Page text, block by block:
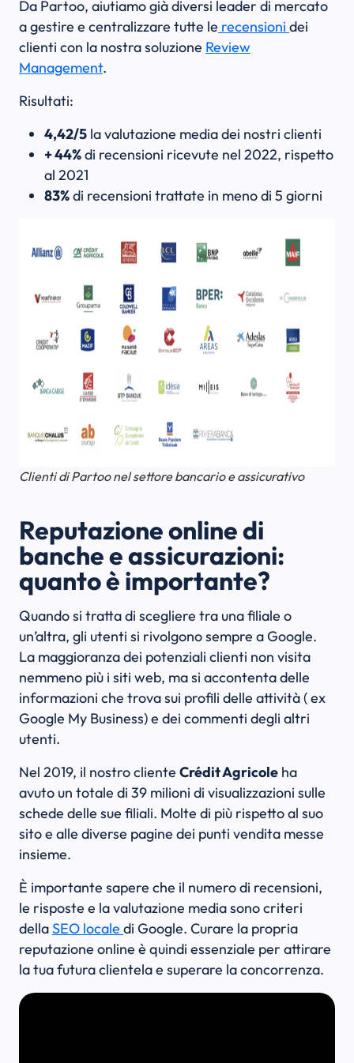
Da Partoo, aiutiamo già diversi leader di mercato
a gestire e centralizzare tutte le recensioni dei
clienti con la nostra soluzione Review
Management.
Risultati:
4,42/5 la valutazione media dei nostri clienti
+ 44%di recensioni ricevute nel 2022, rispetto
al 2021
83%di recensioni trattate in meno di 5 giorni
Clienti di Partoo nel settore bancario e assicurativo
Reputazione online di
banche e assicurazioni:
quanto è importante?
Quando si tratta di scegliere tra una filiale o
un’altra, gli utenti si rivolgono sempre a Google.
La maggioranza dei potenziali clienti non visita
nemmeno più i siti web, ma si accontenta delle
informazioni che trova sui profili delle attività ( ex
Google My Business) e dei commenti degli altri
utenti.
Nel 2019, il nostro cliente Crédit Agricole ha
avuto un totale di 39 milioni di visualizzazioni sulle
schede delle sue filiali. Molte di più rispetto al suo
sito e alle diverse pagine dei punti vendita messe
insieme.
È importante sapere che il numero di recensioni,
le risposte e la valutazione media sono criteri
dellaSEO locale di Google. Curare la propria
reputazione online è quindi essenziale per attirare
la tua futura clientela e superare la concorrenza.